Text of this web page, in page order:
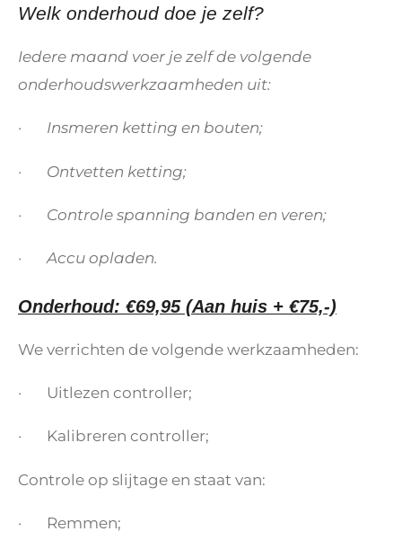
Welk onderhoud doe je zelf?
Iedere maand voer je zelf de volgende
onderhoudswerkzaamheden uit:
· Insmeren ketting en bouten;
· Ontvetten ketting;
· Controle spanning banden en veren;
· Accu opladen.
Onderhoud: €69,95 (Aan huis + €75,-)
We verrichten de volgende werkzaamheden:
· Uitlezen controller;
· Kalibreren controller;
Controle op slijtage en staat van:
· Remmen;